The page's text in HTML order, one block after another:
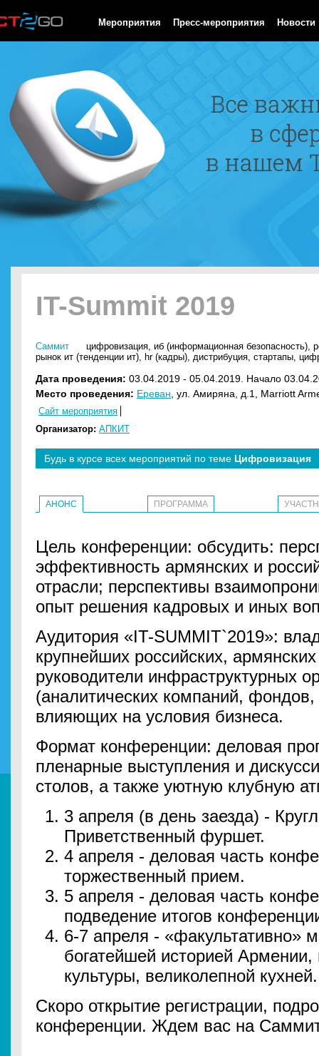
Мероприятия Пресс-мероприятия Новости
IT-Summit 2019
Саммит цифровизация, иб (информационная безопасность),
рынок ит (тенденции ит), hr (кадры), дистрибуция, стартапы,
Дата проведения: 03.04.2019 - 05.04.2019. Начало
Место проведения: Ереван , ул. Амиряна, д.1, Marriott
Сайт мероприятия
Организатор: АПКИТ
Будь в курсе всех мероприятий по теме Цифровизация
АНОНС ПРОГРАММА
Цель конференции: обсудить:
эффективность армянских и
отрасли; перспективы
опыт решения кадровых и иных
Аудитория «IT-SUMMIT`2019»:
крупнейших российских,
руководители инфраструктурных
(аналитических компаний, фондов,
влияющих на условия бизнеса.
Формат конференции: деловая
пленарные выступления и
столов, а также уютную клубную
3 апреля (в день заезда) -
Приветственный фуршет.
4 апреля - деловая часть
торжественный прием.
5 апреля - деловая часть
подведение итогов
6-7 апреля - «факультативно»
богатейшей историей
культуры, великолепной
Скоро открытие регистрации,
конференции. Ждем вас на